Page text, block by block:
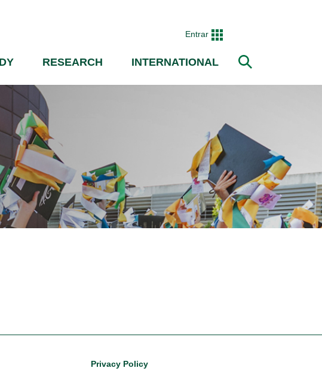
Entrar
RESEARCH INTERNATIONAL
Footer
Privacy Policy